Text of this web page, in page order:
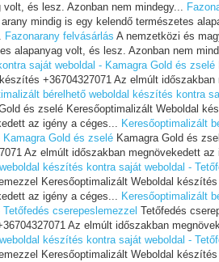
volt, és lesz. Azonban nem mindegy...
mindig is egy kelendő természetes
Fazonarany felvásárlás A nemzetközi és
alapanyag volt, és lesz. Azonban nem
saját weboldal - Kamagra Gold és zselé
+36704327071 Az elmúlt
bérelhető weboldal készítés kontra
és zselé Keresőoptimalizált Weboldal
az igény a céges... Keresőoptimalizált
Kamagra Gold és zselé Kamagra Gold és
Az elmúlt időszakban megnövekedett
készítés kontra saját weboldal -
Keresőoptimalizált Weboldal
az igény a céges... Keresőoptimalizált
Tetőfedés cserepeslemezzel Tetőfedés
Az elmúlt időszakban
készítés kontra saját weboldal -
Keresőoptimalizált Weboldal